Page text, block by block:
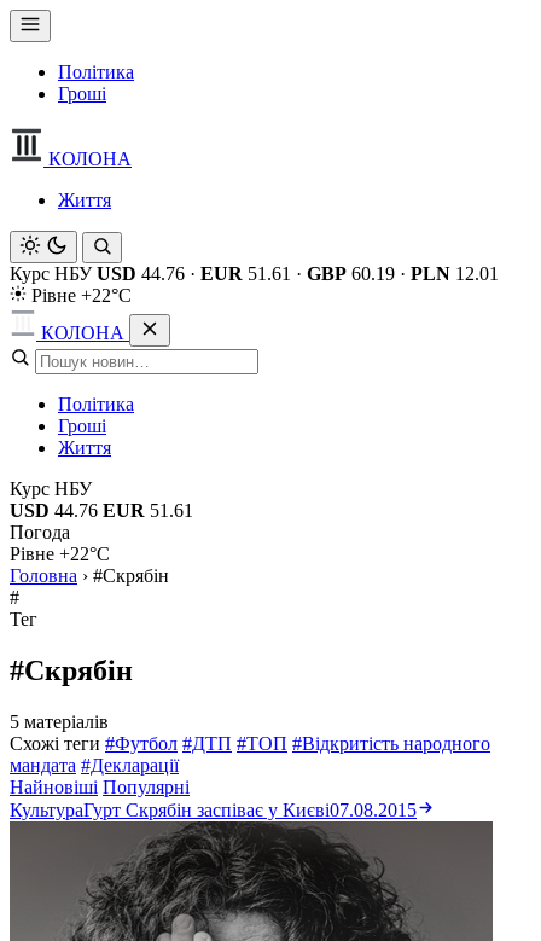
Політика
Гроші
КОЛОНА
Життя
Курс НБУ USD 44.76 · EUR 51.61 · GBP 60.19 · PLN 12.01
Рівне +22°C
КОЛОНА
Політика
Гроші
Життя
Курс НБУ
USD 44.76 EUR 51.61
Погода
Рівне +22°C
Головна › #Скрябін
#
Тег
#Скрябін
5 матеріалів
Схожі теги #Футбол #ДТП #ТОП #Відкритість народного
мандата #Декларації
Найновіші Популярні
КультураГурт Скрябін заспіває у Києві07.08.2015